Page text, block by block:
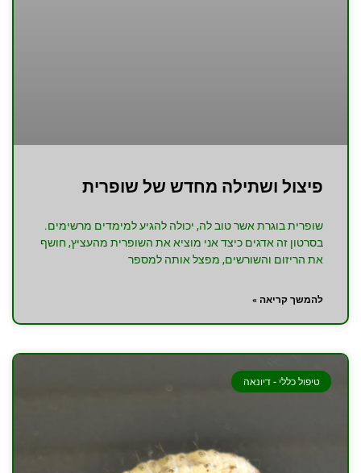
פיצול ושתילה מחדש של שופרית
שופרית בוגרת אשר טוב לה, יכולה להגיע למימדים מרשימים.
בסרטון זה אדגים כיצד אני מוציא את השופרית מהעציץ, חושף
את הריזום והשורשים, מפצל אותה למספר
להמשך קריאה »
טיפול כללי - דיונאה